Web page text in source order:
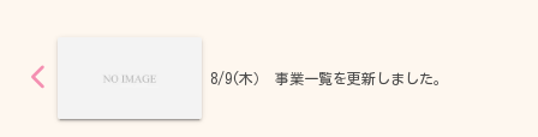
8/9(木） 事業一覧を更新しました。